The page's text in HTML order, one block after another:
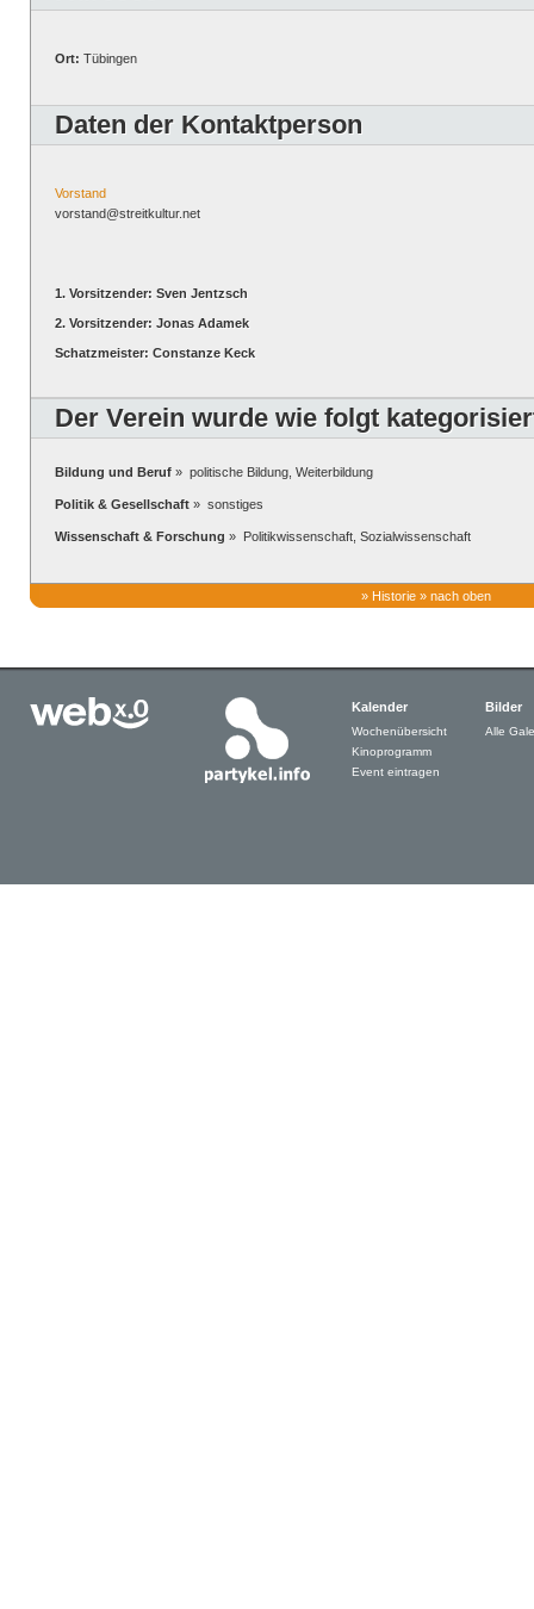
Ort: Tübingen
Daten der Kontaktperson
Vorstand
vorstand@streitkultur.net
1. Vorsitzender: Sven Jentzsch
2. Vorsitzender: Jonas Adamek
Schatzmeister: Constanze Keck
Der Verein wurde wie folgt
Bildung und Beruf » politische Bildung, Weiterbildung
Politik & Gesellschaft » sonstiges
Wissenschaft & Forschung » Politikwissenschaft, Sozialwissenschaft
» Historie » nach oben
Kalender
Wochenübersicht
Kinoprogramm
Event eintragen
Bilder
Alle